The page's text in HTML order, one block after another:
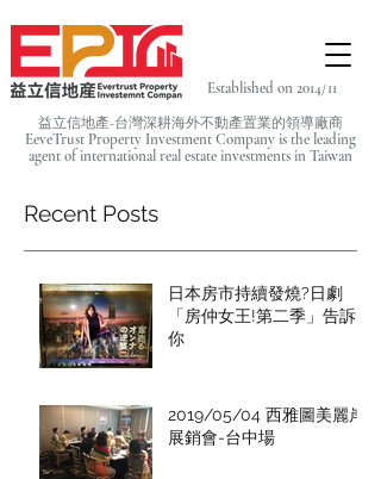
益立信地產-台灣深耕海外不動產置業的領導廠商
EeveTrust Property Investment Company is the leading
agent ofinternational real estate investments in Taiwan
Established on 2014/11
Recent Posts
日本房市持續發燒?日劇
「房仲女王!第二季」告訴
你
2019/05/04 西雅圖美麗岸
展銷會-台中場